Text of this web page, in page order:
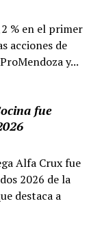
% en el primer
acciones de
y...
fue
Alfa Crux fue
2026 de la
destaca a